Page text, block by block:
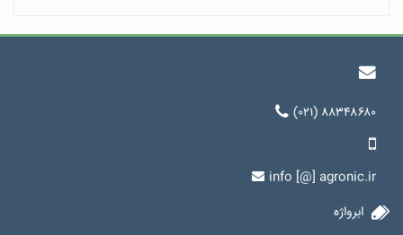
(۰۲۱) ۸۸۳۴۸۶۸۰
info [@] agronic.ir
ابرواژه